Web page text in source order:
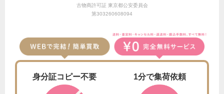
古物商許可証 東京都公安委員会
第303260608094
身分証コピー不要 1分で集荷依頼